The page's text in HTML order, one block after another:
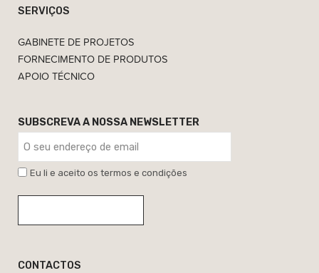
SERVIÇOS
GABINETE DE PROJETOS
FORNECIMENTO DE PRODUTOS
APOIO TÉCNICO
SUBSCREVA A NOSSA NEWSLETTER
Eu li e aceito os termos e condições
CONTACTOS